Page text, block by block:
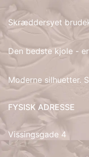
Skræddersyet
Den bedste kjole -
Moderne silhuetter.
FYSISK ADRESSE
Vissingsgade 4